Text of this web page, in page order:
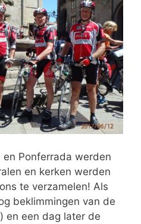
en Ponferrada werden
en kerken werden
te verzamelen! Als
beklimmingen van de
en een dag later de